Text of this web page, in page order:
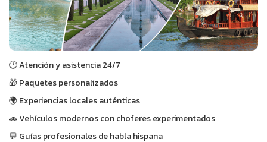
🕐 Atención y asistencia 24/7
🎁 Paquetes personalizados
🌍 Experiencias locales auténticas
🚗 Vehículos modernos con choferes experimentados
💬 Guías profesionales de habla hispana